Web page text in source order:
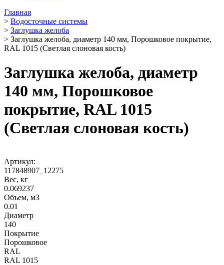
Главная
> Водосточные системы
> Заглушка желоба
> Заглушка желоба, диаметр 140 мм, Порошковое покрытие,
RAL 1015 (Светлая слоновая кость)
Заглушка желоба, диаметр
140 мм, Порошковое
покрытие, RAL 1015
(Светлая слоновая кость)
Артикул:
117848907_12275
Вес, кг
0.069237
Объем, м3
0.01
Диаметр
140
Покрытие
Порошковое
RAL
RAL 1015